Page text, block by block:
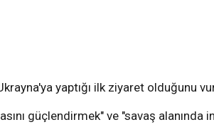
yaptığı ilk ziyaret olduğunu
güçlendirmek" ve "savaş alanında